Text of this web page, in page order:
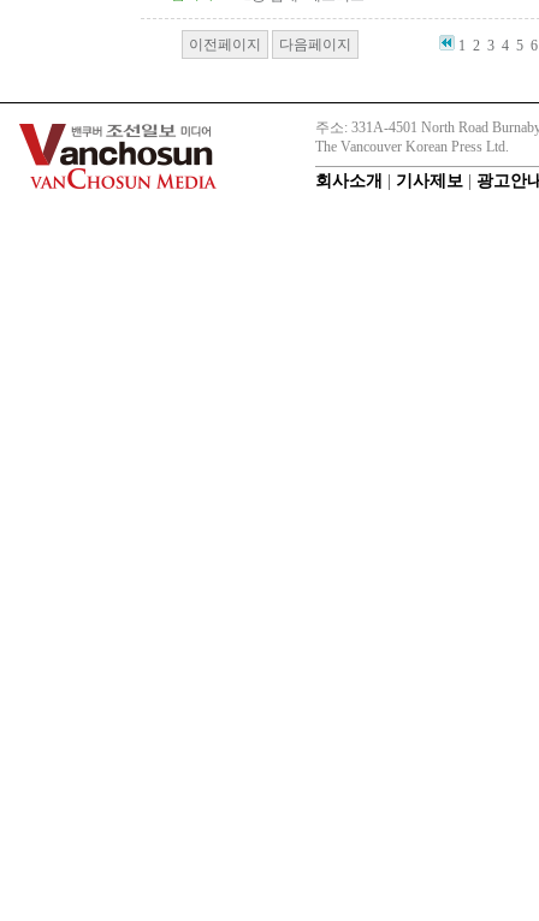
이전페이지 다음페이지 1 2 3 4 5 6
주소: 331A-4501 North Road
The Vancouver Korean Press Ltd.
회사소개 기사제보 광고안